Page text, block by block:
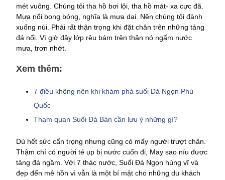
mét vuông. Chúng tôi tha hồ bơi lội, tha hồ mát- xa cực đã.
Mưa nổi bong bóng, nghĩa là mưa dai. Nên chúng tôi đành
xuống núi. Phải rất thận trọng khi đặt chân trên những tảng
đá nổi. Vì giờ đây lớp rêu bám trên thân nó ngấm nước
mưa, trơn nhớt.
Xem thêm:
7 điều không nên khi khám phá suối Đá Ngọn Phú
Quốc
Tham quan Suối Đá Bàn cần lưu ý những gì?
Dù hết sức cẩn trọng nhưng cũng có mấy người trượt chân.
Thậm chí có người té ụp bị nước cuốn đi, May sao níu được
tảng đá ngầm. Với 7 thác nước, Suối Đá Ngọn hùng vĩ và
đẹp đến mê hồn vì vẫn là một bí mật cho những du khách